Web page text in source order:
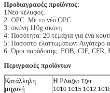
Προδιαγραφές προϊόντος:
1Νέο κέλυφος.
2: OPC: Με το νέο OPC
3: σκόνη:110g σκόνη
4: Ποσότητα: 20 τεμάχια για ένα κουτί
5: Ποσοστό ελαττωμάτων: Λιγότερο
6: Όροι παράδοσης: FOB, CIF, CFR,
Περιγραφές προϊόντων
Κατάλληλη
μηχανή
H PΛέιζερ Τζετ
1010 1015 1012